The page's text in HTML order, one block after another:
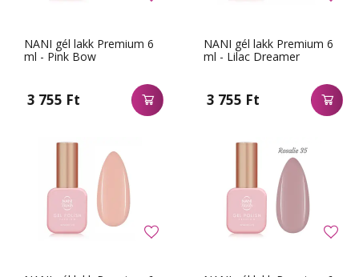
NANI gél lakk Premium 6
ml - Pink Bow
3 755 Ft
NANI gél lakk Premium 6
ml - Lilac Dreamer
3 755 Ft